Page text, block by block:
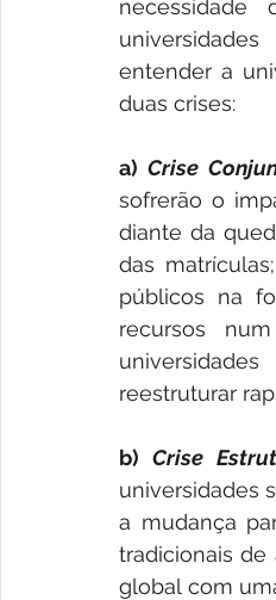
necessidade
entender a
duas crises:
a) Crise
sofrerão o
diante da
das
públicos na
recursos
reestruturar
b) Crise
universidades
a mudança
tradicionais
global com